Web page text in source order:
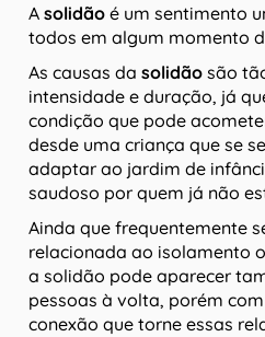
A solidão é um sentimento
todos em algum momento
As causas da solidão são
intensidade e duração, já
condição que pode
desde uma criança que se
adaptar ao jardim de
saudoso por quem já não
Ainda que frequentemente
relacionada ao isolamento
a solidão pode aparecer
pessoas à volta, porém
conexão que torne essas